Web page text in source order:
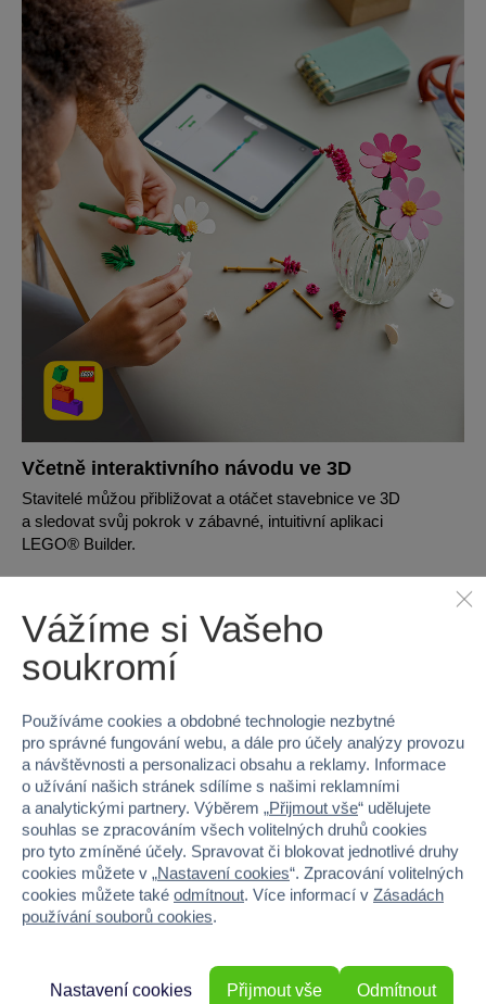
Včetně interaktivního návodu ve 3D
Stavitelé můžou přibližovat a otáčet stavebnice ve 3D
a sledovat svůj pokrok v zábavné, intuitivní aplikaci
LEGO® Builder.
Vážíme si Vašeho
soukromí
Používáme cookies a obdobné technologie nezbytné
pro správné fungování webu, a dále pro účely analýzy provozu
a návštěvnosti a personalizaci obsahu a reklamy. Informace
o užívání našich stránek sdílíme s našimi reklamními
a analytickými partnery. Výběrem „Přijmout vše“ udělujete
souhlas se zpracováním všech volitelných druhů cookies
pro tyto zmíněné účely. Spravovat či blokovat jednotlivé druhy
cookies můžete v „Nastavení cookies“. Zpracování volitelných
cookies můžete také odmítnout. Více informací v Zásadách
používání souborů cookies.
Odmítnout
Nastavení cookies Přijmout vše